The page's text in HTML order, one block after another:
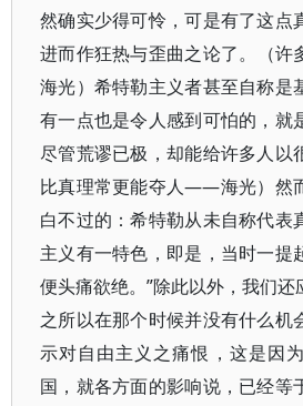
然确实少得可怜，可是有了这点
进而作狂热与歪曲之论了。（
海光）希特勒主义者甚至自称是
有一点也是令人感到可怕的，就
尽管荒谬已极，却能给许多人以
比真理常更能夺人——海光）然
白不过的：希特勒从未自称代表
主义有一特色，即是，当时一提
便头痛欲绝。”除此以外，我们
之所以在那个时候并没有什么机
示对自由主义之痛恨，这是因
国，就各方面的影响说，已经等